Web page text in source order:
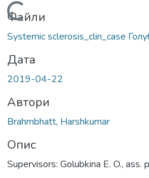
Вантажиться...
Файли
Systemic sclerosis_clin_case
Дата
2019-04-22
Автори
Brahmbhatt, Harshkumar
Опис
Supervisors: Golubkina E. O., ass.